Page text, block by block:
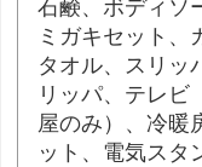
石鹸、ボディソ
ミガキセット、
タオル、スリッ
リッパ、テレビ
屋のみ）、冷暖
ット、電気スタ